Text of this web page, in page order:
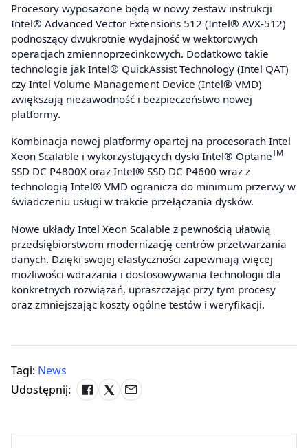
Procesory wyposażone będą w nowy zestaw instrukcji
Intel® Advanced Vector Extensions 512 (Intel® AVX-512)
podnoszący dwukrotnie wydajność w wektorowych
operacjach zmiennoprzecinkowych. Dodatkowo takie
technologie jak Intel® QuickAssist Technology (Intel QAT)
czy Intel Volume Management Device (Intel® VMD)
zwiększają niezawodność i bezpieczeństwo nowej
platformy.
Kombinacja nowej platformy opartej na procesorach Intel
Xeon Scalable i wykorzystujących dyski Intel® OptaneTM
SSD DC P4800X oraz Intel® SSD DC P4600 wraz z
technologią Intel® VMD ogranicza do minimum przerwy w
świadczeniu usługi w trakcie przełączania dysków.
Nowe układy Intel Xeon Scalable z pewnością ułatwią
przedsiębiorstwom modernizację centrów przetwarzania
danych. Dzięki swojej elastyczności zapewniają więcej
możliwości wdrażania i dostosowywania technologii dla
konkretnych rozwiązań, upraszczając przy tym procesy
oraz zmniejszając koszty ogólne testów i weryfikacji.
Tagi: News
Udostępnij: